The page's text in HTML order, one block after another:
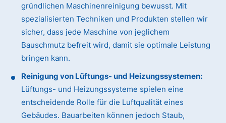
gründlichen Maschinenreinigung bewusst. Mit
spezialisierten Techniken und Produkten stellen wir
sicher, dass jede Maschine von jeglichem
Bauschmutz befreit wird, damit sie optimale Leistung
bringen kann.
Reinigung von Lüftungs- und Heizungssystemen:
Lüftungs- und Heizungssysteme spielen eine
entscheidende Rolle für die Luftqualität eines
Gebäudes. Bauarbeiten können jedoch Staub,